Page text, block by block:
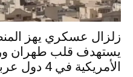
زلزال عسكري يهز
يستهدف قلب طهران
الأمريكية في 4 دول عربية